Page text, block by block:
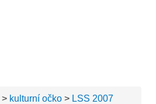
> kulturní očko > LSS 2007